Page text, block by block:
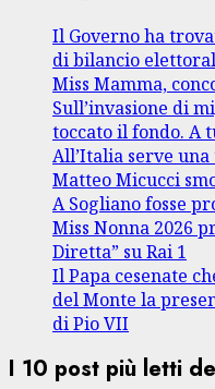
Il Governo ha
di bilancio
Miss Mamma,
Sull’invasione di
toccato il fondo. A
All’Italia serve
Matteo Micucci
A Sogliano fosse
Miss Nonna 2026
Diretta” su Rai 1
Il Papa cesenate
del Monte la
di Pio VII
I 10 post più letti